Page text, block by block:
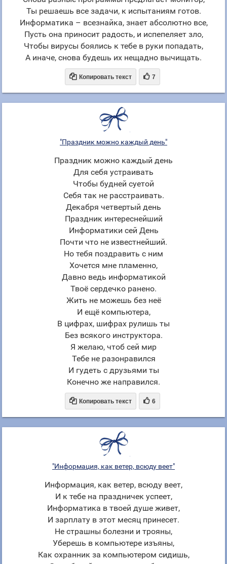
Ты решаешь все задачи, к испытаниям готов.
Информатика – всезнайка, знает абсолютно все,
Пусть она приносит радость, и испепеляет зло,
Чтобы вирусы боялись к тебе в руки попадать,
А иначе, снова будешь их нещадно вычищать.
 Копировать текст  7
"Праздник можно каждый день"
Праздник можно каждый день
Для себя устраивать
Чтобы будней суетой
Себя так не расстраивать.
Декабря четвертый день
Праздник интереснейший
Информатики сей День
Почти что не известнейший.
Но тебя поздравить с ним
Хочется мне пламенно,
Давно ведь информатикой
Твоё сердечко ранено.
Жить не можешь без неё
И ещё компьютера,
В цифрах, шифрах рулишь ты
Без всякого инструктора.
Я желаю, чтоб сей мир
Тебе не разонравился
И гудеть с друзьями ты
Конечно же направился.
 Копировать текст  6
"Информация, как ветер, всюду веет"
Информация, как ветер, всюду веет,
И к тебе на праздничек успеет,
Информатика в твоей душе живет,
И зарплату в этот месяц принесет.
Не страшны болезни и трояны,
Уберешь в компьютере изъяны,
Как охранник за компьютером сидишь,